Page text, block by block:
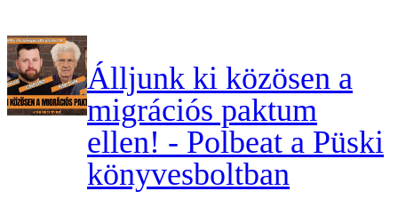
Álljunk ki közösen a
migrációs paktum
ellen! - Polbeat a Püski
könyvesboltban